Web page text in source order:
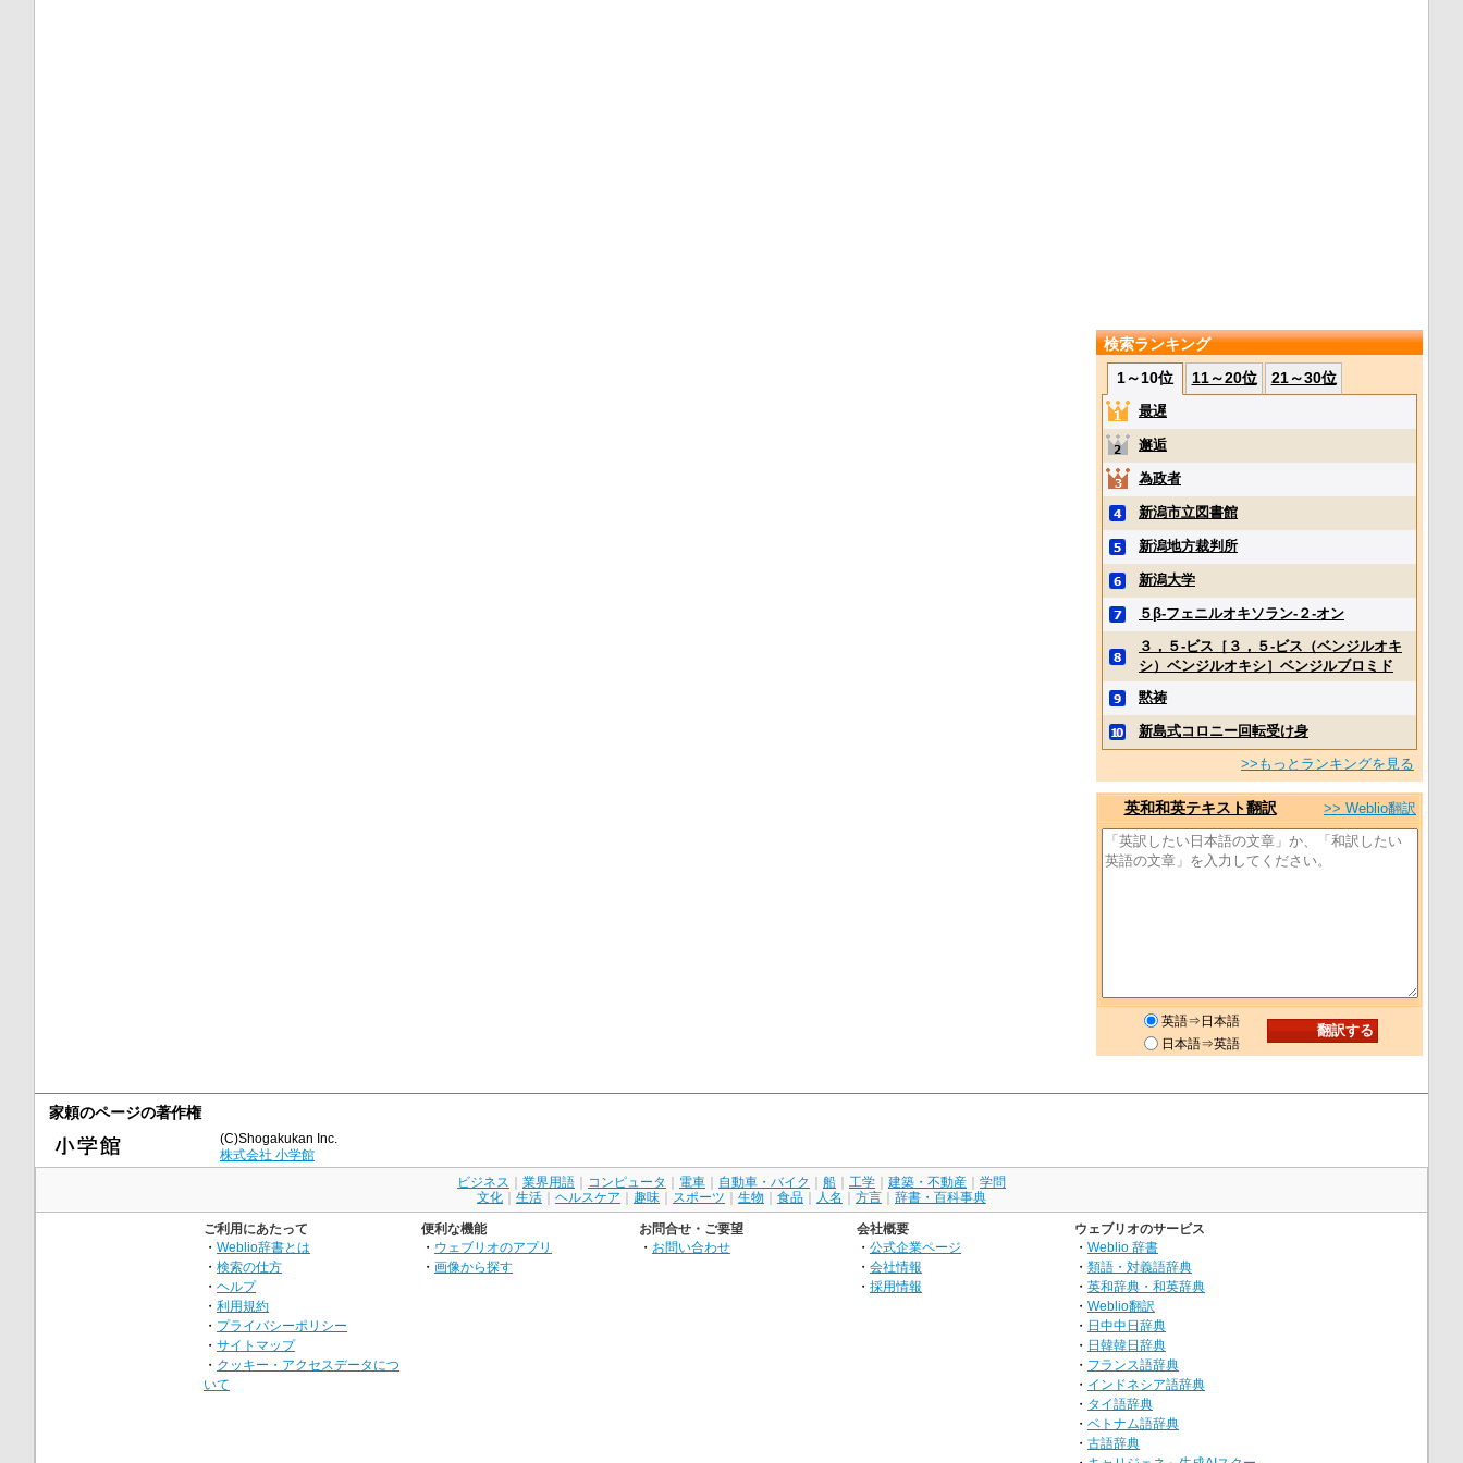
検索ランキング
1～10位
11～20位 21～30位
最遅
邂逅
為政者
新潟市立図書館
新潟地方裁判所
新潟大学
５β‐フェニルオキソラン‐２‐オン
３，５‐ビス［３，５‐ビス（ベンジルオキ
シ）ベンジルオキシ］ベンジルブロミド
黙祷
新島式コロニー回転受け身
>>もっとランキングを見る
英和和英テキスト翻訳 >> Weblio翻訳
英語⇒日本語
日本語⇒英語
家頼のページの著作権
(C)Shogakukan Inc.
株式会社 小学館
ビジネス 業界用語 コンピュータ 電車 自動車・バイク 船 工学 建築・不動産
学問
文化
生活 ヘルスケア 趣味 スポーツ 生物 食品 人名 方言 辞書・百科事典
ご利用にあたって
・ Weblio辞書とは
・ 検索の仕方
・ ヘルプ
・ 利用規約
・ プライバシーポリシー
・ サイトマップ
・ クッキー・アクセスデータにつ
いて
便利な機能
・ ウェブリオのアプリ
・ 画像から探す
お問合せ・ご要望
・ お問い合わせ
会社概要
・ 公式企業ページ
・ 会社情報
・ 採用情報
ウェブリオのサービス
・ Weblio 辞書
・ 類語・対義語辞典
・ 英和辞典・和英辞典
・ Weblio翻訳
・ 日中中日辞典
・ 日韓韓日辞典
・ フランス語辞典
・ インドネシア語辞典
・ タイ語辞典
・ ベトナム語辞典
・ 古語辞典